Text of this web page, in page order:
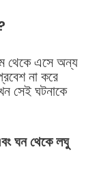
থেকে এসে অন্য
না করে
সেই ঘটনাকে
ঘন থেকে লঘু